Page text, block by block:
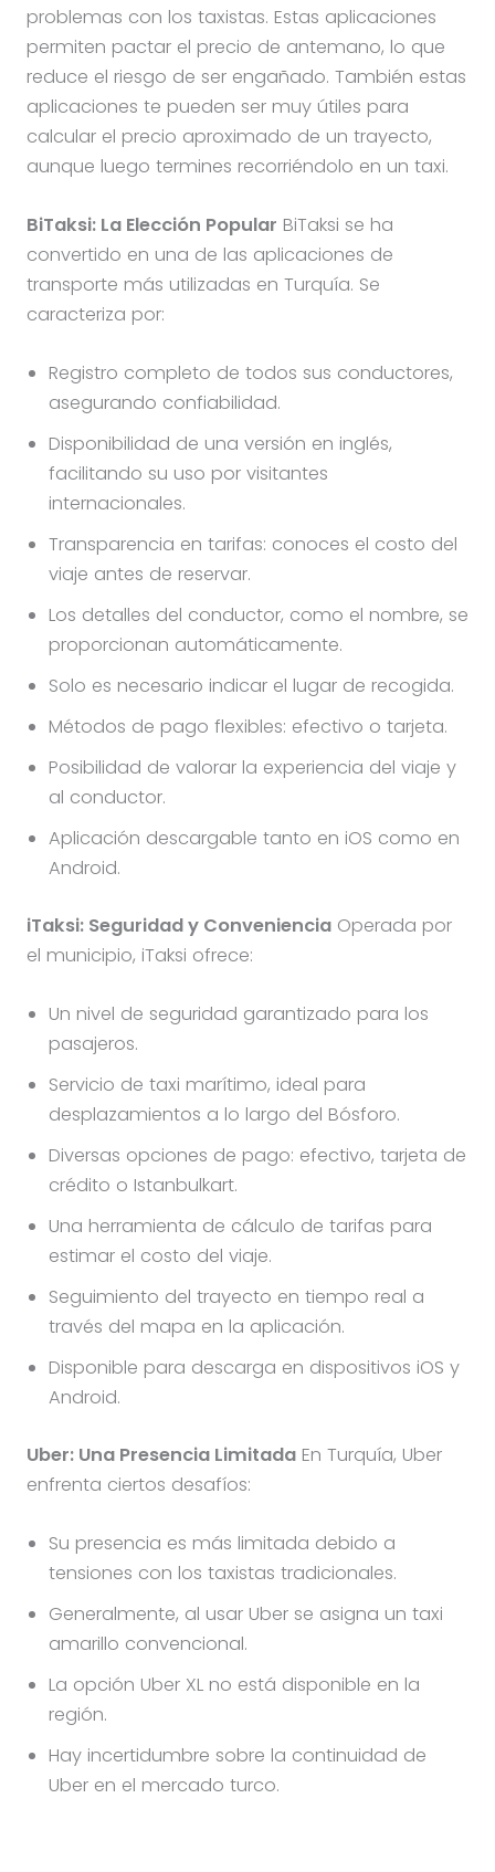
problemas con los taxistas. Estas aplicaciones
permiten pactar el precio de antemano, lo que
reduce el riesgo de ser engañado​. También estas
aplicaciones te pueden ser muy útiles para
calcular el precio aproximado de un trayecto,
aunque luego termines recorriéndolo en un taxi.
BiTaksi: La Elección Popular BiTaksi se ha
convertido en una de las aplicaciones de
transporte más utilizadas en Turquía. Se
caracteriza por:
Registro completo de todos sus conductores,
asegurando confiabilidad.
Disponibilidad de una versión en inglés,
facilitando su uso por visitantes
internacionales.
Transparencia en tarifas: conoces el costo del
viaje antes de reservar.
Los detalles del conductor, como el nombre, se
proporcionan automáticamente.
Solo es necesario indicar el lugar de recogida.
Métodos de pago flexibles: efectivo o tarjeta.
Posibilidad de valorar la experiencia del viaje y
al conductor.
Aplicación descargable tanto en iOS como en
Android.
iTaksi: Seguridad y ConvenienciaOperada por
el municipio, iTaksi ofrece:
Un nivel de seguridad garantizado para los
pasajeros.
Servicio de taxi marítimo, ideal para
desplazamientos a lo largo del Bósforo.
Diversas opciones de pago: efectivo, tarjeta de
crédito o Istanbulkart.
Una herramienta de cálculo de tarifas para
estimar el costo del viaje.
Seguimiento del trayecto en tiempo real a
través del mapa en la aplicación.
Disponible para descarga en dispositivos iOS y
Android.
Uber: Una Presencia LimitadaEn Turquía, Uber
enfrenta ciertos desafíos:
Su presencia es más limitada debido a
tensiones con los taxistas tradicionales.
Generalmente, al usar Uber se asigna un taxi
amarillo convencional.
La opción Uber XL no está disponible en la
región.
Hay incertidumbre sobre la continuidad de
Uber en el mercado turco.